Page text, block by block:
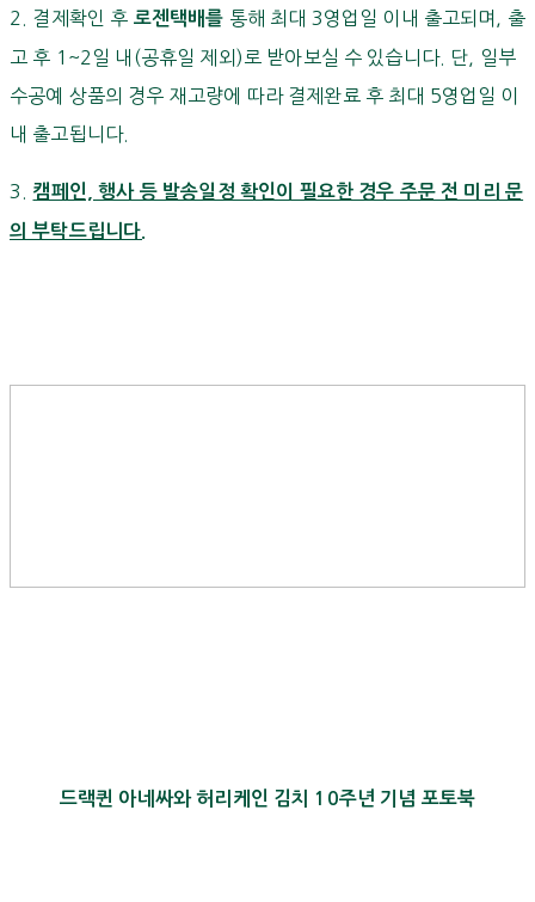
2. 결제확인 후 로젠택배를 통해 최대 3영업일 이내 출고되며, 출
고 후 1~2일 내(공휴일 제외)로 받아보실 수 있습니다. 단, 일부
수공예 상품의 경우 재고량에 따라 결제완료 후 최대 5영업일 이
내 출고됩니다.
3. 캠페인, 행사 등 발송일정 확인이 필요한 경우 주문 전 미리 문
의 부탁드립니다.
드랙퀸 아네싸와 허리케인 김치 10주년 기념 포토북